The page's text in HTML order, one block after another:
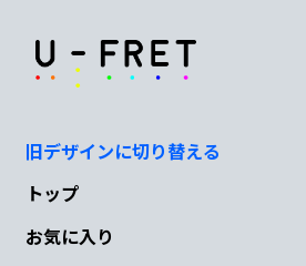
旧デザインに切り替える
トップ
お気に入り